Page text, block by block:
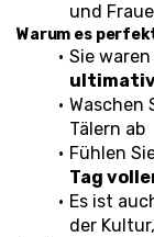
und
Warum es
Waschen
Tälern ab
Fühlen
Tag
Es ist
der